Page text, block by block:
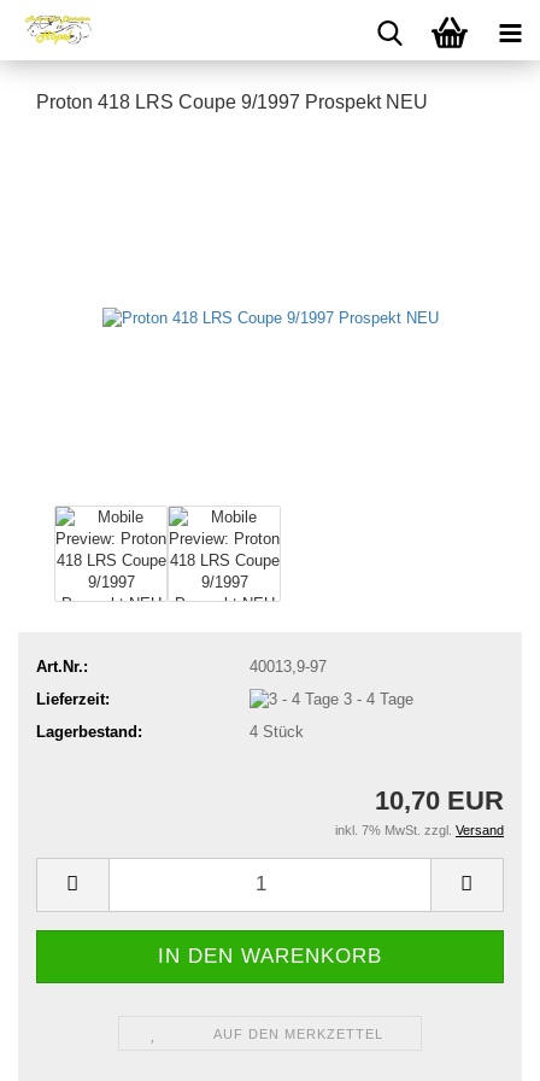
Proton 418 LRS Coupe 9/1997 Prospekt NEU
Art.Nr.:
40013,9-97
Lieferzeit:
3 - 4 Tage
Lagerbestand:
4 Stück
10,70 EUR
inkl. 7% MwSt. zzgl. Versand
AUF DEN MERKZETTEL